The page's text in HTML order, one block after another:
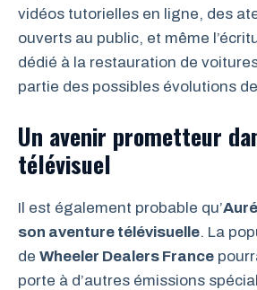
vidéos tutorielles en ligne, des
ouverts au public, et même
dédié à la restauration de
partie des possibles évolutions
Un avenir prometteur
télévisuel
Il est également probable qu’
son aventure télévisuelle. La
de Wheeler Dealers France
porte à d’autres émissions